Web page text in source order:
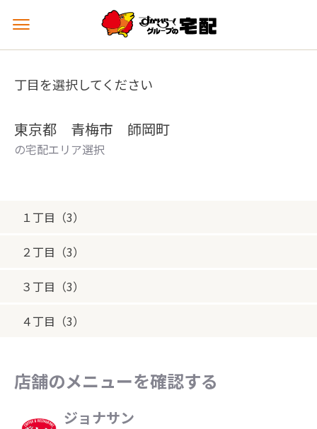
メ
ュ
を
丁目を選択してください
東京都 青梅市 師岡町
の宅配エリア選択
１丁目（3）
２丁目（3）
３丁目（3）
４丁目（3）
店舗のメニューを確認する
ジョナサン